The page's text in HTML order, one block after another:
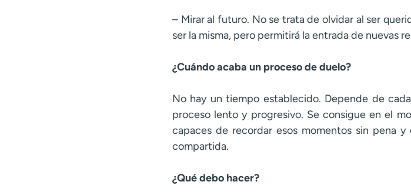
– Mirar al futuro. No se trata de olvidar al ser
ser la misma, pero permitirá la entrada de nuevas
¿Cuándo acaba un proceso de duelo?
No hay un tiempo establecido. Depende de
proceso lento y progresivo. Se consigue en el
capaces de recordar esos momentos sin pena
compartida.
¿Qué debo hacer?